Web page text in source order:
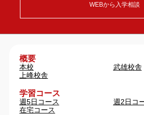
WEBから入学相談
概要
本校
武雄校舎
上峰校舎
学習コース
週5日コース
週2日コ
在宅コース